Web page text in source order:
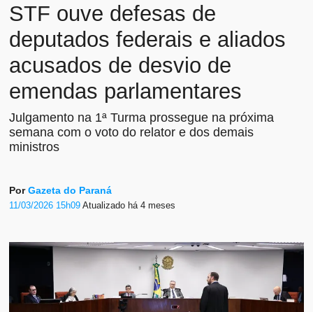
STF ouve defesas de
deputados federais e aliados
acusados de desvio de
emendas parlamentares
Julgamento na 1ª Turma prossegue na próxima
semana com o voto do relator e dos demais
ministros
PorGazeta do Paraná
11/03/2026 15h09Atualizado há 4 meses